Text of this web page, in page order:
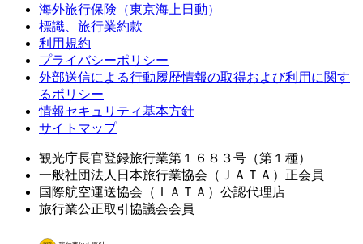
海外旅行保険（東京海上日動）
標識、旅行業約款
利用規約
プライバシーポリシー
外部送信による行動履歴情報の取得および利用に関す
るポリシー
情報セキュリティ基本方針
サイトマップ
観光庁長官登録旅行業第１６８３号（第１種）
一般社団法人日本旅行業協会（ＪＡＴＡ）正会員
国際航空運送協会（ＩＡＴＡ）公認代理店
旅行業公正取引協議会会員